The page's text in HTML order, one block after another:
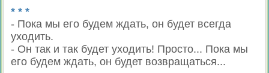
* * *
- Пока мы его будем ждать, он будет всегда
уходить.
- Он так и так будет уходить! Просто... Пока мы
его будем ждать, он будет возвращаться...